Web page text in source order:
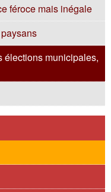
féroce mais inégale
élections municipales,